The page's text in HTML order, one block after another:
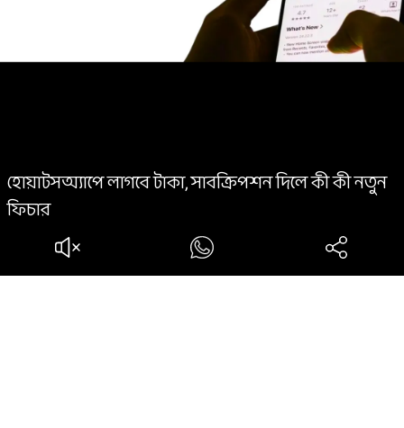
হোয়াটসঅ্যাপে লাগবে টাকা, সাবক্রিপশন দিলে কী কী নতুন
ফিচার